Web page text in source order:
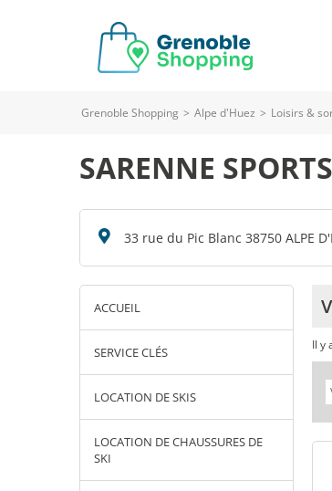
Grenoble Shopping > Alpe d'Huez > Loisirs &
SARENNE SPORTS
33 rue du Pic Blanc 38750 ALPE
ACCUEIL
SERVICE CLÉS
LOCATION DE SKIS
LOCATION DE CHAUSSURES DE
SKI
Il y